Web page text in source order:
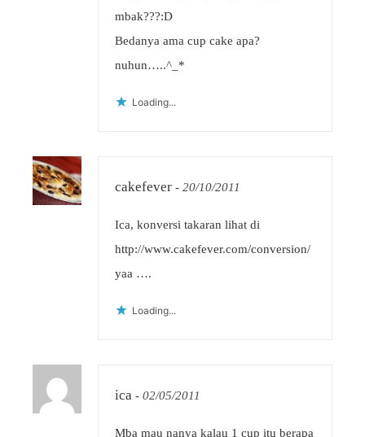
mbak???:D
Bedanya ama cup cake apa?
nuhun…..^_*
Loading...
cakefever - 20/10/2011
Ica, konversi takaran lihat di
http://www.cakefever.com/conversion/
yaa ….
Loading...
ica - 02/05/2011
Mba mau nanya kalau 1 cup itu berapa